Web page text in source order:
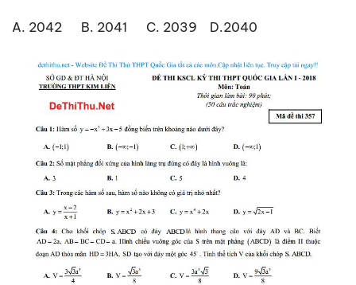
A. 2042 B. 2041 C. 2039 D.2040